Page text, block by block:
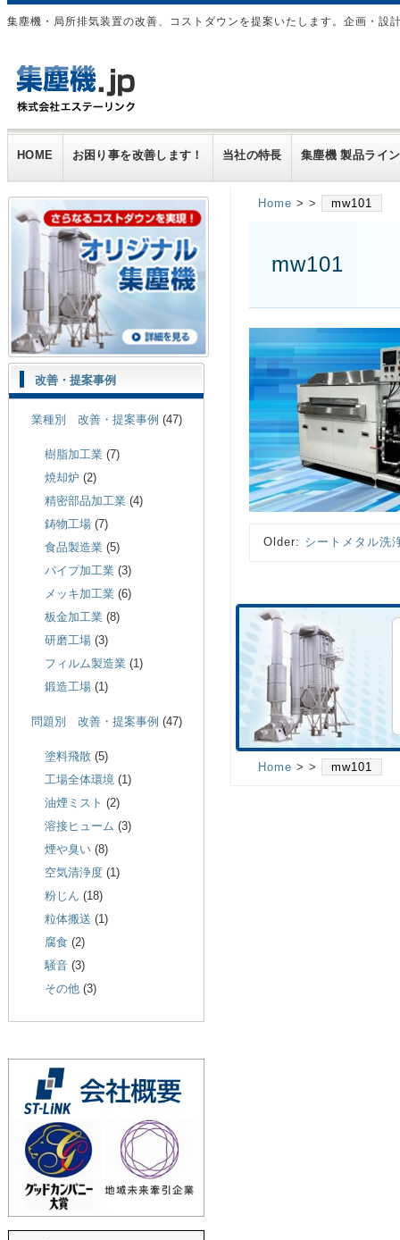
集塵機・局所排気装置の改善、コストダウンを提案いたします。企画・設
HOME お困り事を改善します！ 当社の特長 集塵機 製品ライ
Home > > mw101
mw101
Older: シートメタル洗
Home > > mw101
改善・提案事例
業種別 改善・提案事例 (47)
樹脂加工業 (7)
焼却炉 (2)
精密部品加工業 (4)
鋳物工場 (7)
食品製造業 (5)
パイプ加工業 (3)
メッキ加工業 (6)
板金加工業 (8)
研磨工場 (3)
フィルム製造業 (1)
鍛造工場 (1)
問題別 改善・提案事例 (47)
塗料飛散 (5)
工場全体環境 (1)
油煙ミスト (2)
溶接ヒューム (3)
煙や臭い (8)
空気清浄度 (1)
粉じん (18)
粒体搬送 (1)
腐食 (2)
騒音 (3)
その他 (3)